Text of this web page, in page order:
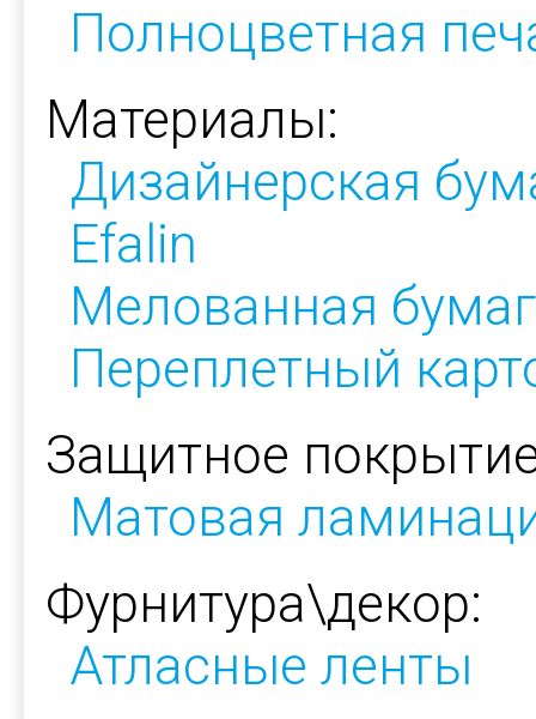
Полноцветная
Материалы:
Дизайнерская
Efalin
Мелованная
Переплетный
Защитное
Матовая
Фурнитура\декор:
Атласные ленты